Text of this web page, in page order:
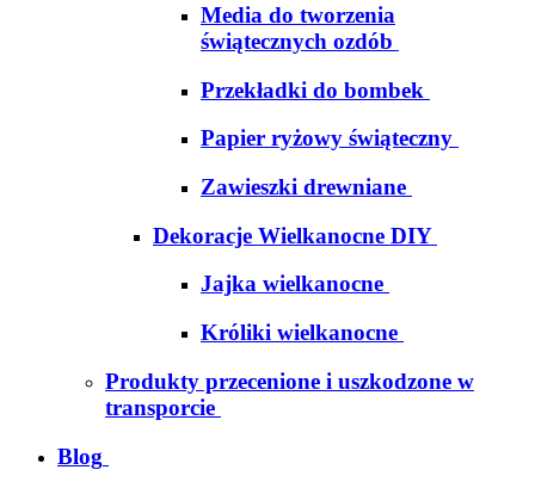
Media do tworzenia
świątecznych ozdób
Przekładki do bombek
Papier ryżowy świąteczny
Zawieszki drewniane
Dekoracje Wielkanocne DIY
Jajka wielkanocne
Króliki wielkanocne
Produkty przecenione i uszkodzone w
transporcie
Blog